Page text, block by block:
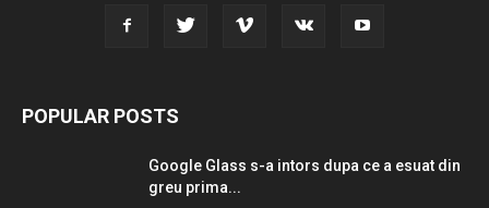
POPULAR POSTS
Google Glass s-a intors dupa ce a esuat din
greu prima...